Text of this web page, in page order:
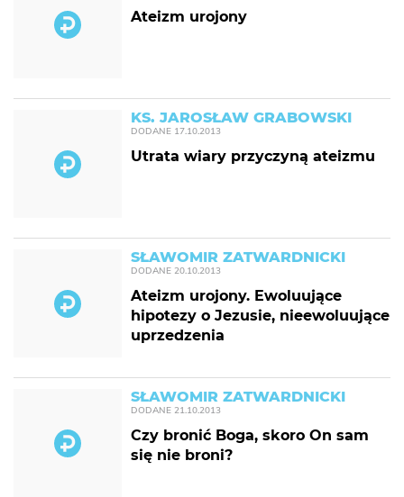
Ateizm urojony
KS. JAROSŁAW GRABOWSKI
DODANE 17.10.2013
Utrata wiary przyczyną ateizmu
SŁAWOMIR ZATWARDNICKI
DODANE 20.10.2013
Ateizm urojony. Ewoluujące
hipotezy o Jezusie, nieewoluujące
uprzedzenia
SŁAWOMIR ZATWARDNICKI
DODANE 21.10.2013
Czy bronić Boga, skoro On sam
się nie broni?